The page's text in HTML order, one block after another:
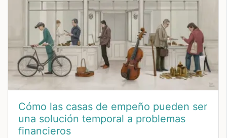
Cómo las casas de empeño pueden ser
una solución temporal a problemas
financieros